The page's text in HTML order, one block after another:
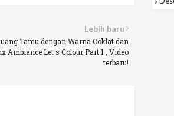
Lebih baru
Tamu dengan Warna Coklat dan
Ambiance Let s Colour Part 1 , Video
terbaru!